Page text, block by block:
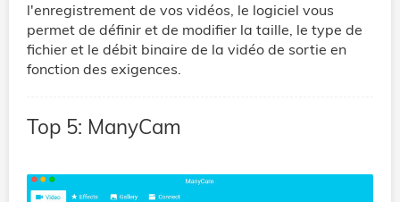
l'enregistrement de vos vidéos, le logiciel vous
permet de définir et de modifier la taille, le type de
fichier et le débit binaire de la vidéo de sortie en
fonction des exigences.
Top 5: ManyCam